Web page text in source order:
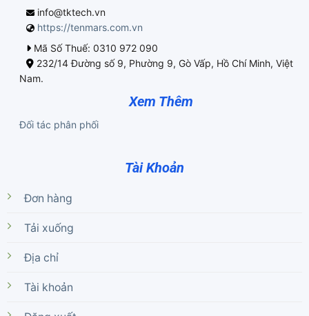
info@tktech.vn
https://tenmars.com.vn
Mã Số Thuế: 0310 972 090
232/14 Đường số 9, Phường 9, Gò Vấp, Hồ Chí Minh, Việt
Nam.
Xem Thêm
Đối tác phân phối
Tài Khoản
Đơn hàng
Tải xuống
Địa chỉ
Tài khoản